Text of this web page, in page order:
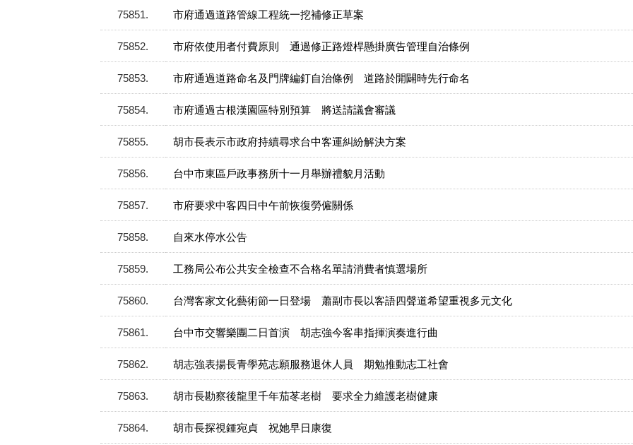
75851 市府通過道路管線工程統一挖補修正草案
75852 市府依使用者付費原則 通過修正路燈桿懸掛廣告管理自治條例
75853 市府通過道路命名及門牌編釘自治條例 道路於開闢時先行命名
75854 市府通過古根漢園區特別預算 將送請議會審議
75855 胡市長表示市政府持續尋求台中客運糾紛解決方案
75856 台中市東區戶政事務所十一月舉辦禮貌月活動
75857 市府要求中客四日中午前恢復勞僱關係
75858 自來水停水公告
75859 工務局公布公共安全檢查不合格名單請消費者慎選場所
75860 台灣客家文化藝術節一日登場 蕭副市長以客語四聲道希望重視多元文化
75861 台中市交響樂團二日首演 胡志強今客串指揮演奏進行曲
75862 胡志強表揚長青學苑志願服務退休人員 期勉推動志工社會
75863 胡市長勘察後龍里千年茄苳老樹 要求全力維護老樹健康
75864 胡市長探視鍾宛貞 祝她早日康復